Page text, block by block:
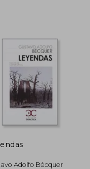
Adolfo Bécquer